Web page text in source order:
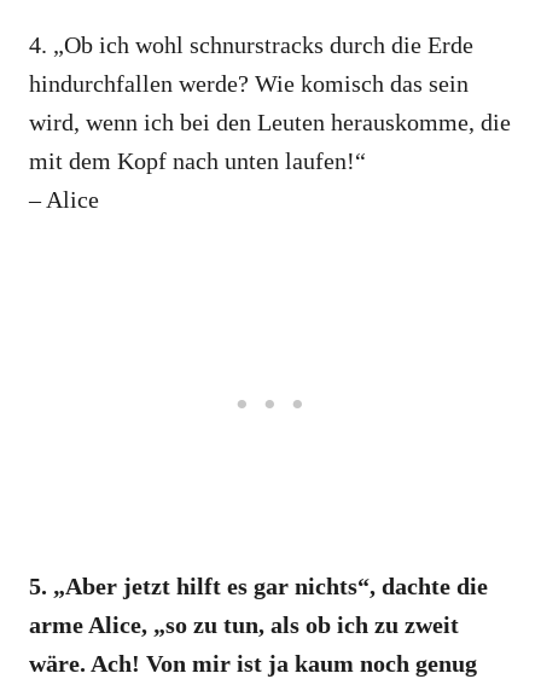
4. „Ob ich wohl schnurstracks durch die Erde
hindurchfallen werde? Wie komisch das sein
wird, wenn ich bei den Leuten herauskomme, die
mit dem Kopf nach unten laufen!“
– Alice
5. „Aber jetzt hilft es gar nichts“, dachte die
arme Alice, „so zu tun, als ob ich zu zweit
wäre. Ach! Von mir ist ja kaum noch genug